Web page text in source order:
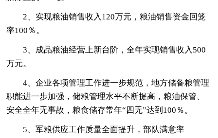
2、实现粮油销售收入120万元，粮油销售资金回笼
率100％。
3、成品粮油经营上新台阶，全年实现销售收入500
万元。
4、企业各项管理工作进一步规范，地方储备粮管理
职能进一步加强，储粮管理水平不断提高，粮油保管、
安全全年无事故，粮食储存常年“四无”达到100％。
5、军粮供应工作质量全面提升，部队满意率